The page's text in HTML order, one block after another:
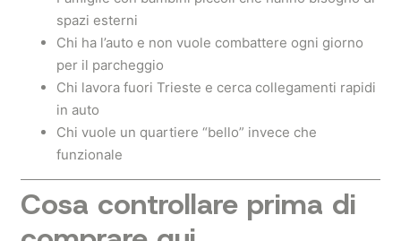
spazi esterni
Chi ha l’auto e non vuole combattere ogni giorno
per il parcheggio
Chi lavora fuori Trieste e cerca collegamenti rapidi
in auto
Chi vuole un quartiere “bello” invece che
funzionale
Cosa controllare prima di